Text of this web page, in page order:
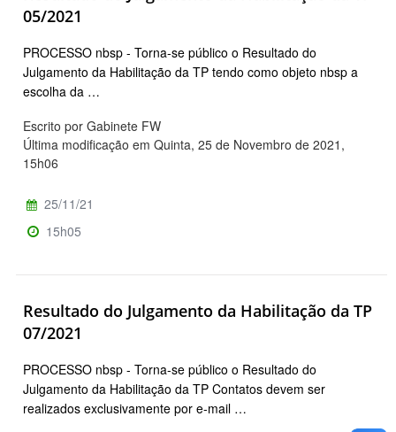
05/2021
PROCESSO nbsp - Torna-se público o Resultado do
Julgamento da Habilitação da TP tendo como objeto nbsp a
escolha da …
Escrito por Gabinete FW
Última modificação em Quinta, 25 de Novembro de 2021,
15h06
25/11/21
15h05
Resultado do Julgamento da Habilitação da TP
07/2021
PROCESSO nbsp - Torna-se público o Resultado do
Julgamento da Habilitação da TP Contatos devem ser
realizados exclusivamente por e-mail …